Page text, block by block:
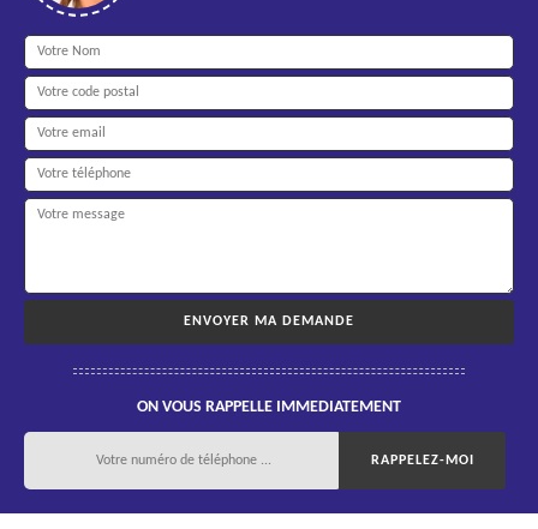
ON VOUS RAPPELLE IMMEDIATEMENT